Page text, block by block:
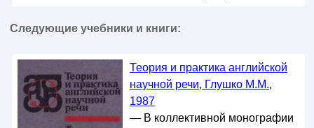
Следующие учебники и книги:
Теория и практика английской
научной речи, Глушко М.М.,
1987
— В коллективной монографии